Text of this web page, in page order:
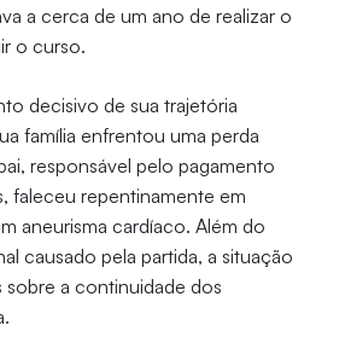
a cerca de um ano de realizar o
o curso.
decisivo de sua trajetória
família enfrentou uma perda
responsável pelo pagamento
faleceu repentinamente em
aneurisma cardíaco. Além do
causado pela partida, a situação
a continuidade dos